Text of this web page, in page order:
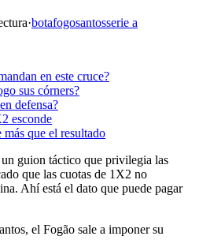
·botafogosantosserie a
en este cruce?
sus córners?
defensa?
esconde
que el resultado
guion táctico que privilegia las
que las cuotas de 1X2 no
Ahí está el dato que puede pagar
el Fogão sale a imponer su